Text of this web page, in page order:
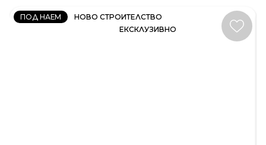
ПОД НАЕМ
НОВО СТРОИТЕЛСТВО
ЕКСКЛУЗИВНО